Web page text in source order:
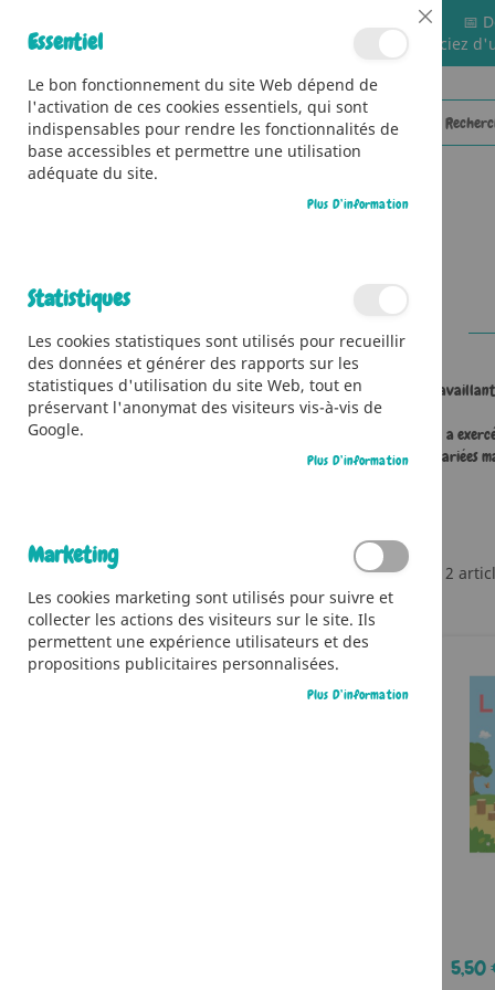
📅
🚚 Bénéficiez
Jean-Sébastien Deheeger dit Nesk est un illustrateur
Il a
Ses inspirations sont variées
2
5,50
Il n’y a aucun article dans votre liste
d’envies.
Cookie
Bar
Essentiel
Le bon fonctionnement du site Web dépend de
l'activation de ces cookies essentiels, qui sont
indispensables pour rendre les fonctionnalités de
base accessibles et permettre une utilisation
adéquate du site.
Plus D’information
Statistiques
Les cookies statistiques sont utilisés pour recueillir
des données et générer des rapports sur les
statistiques d'utilisation du site Web, tout en
préservant l'anonymat des visiteurs vis-à-vis de
Google.
Plus D’information
Marketing
Les cookies marketing sont utilisés pour suivre et
collecter les actions des visiteurs sur le site. Ils
permettent une expérience utilisateurs et des
propositions publicitaires personnalisées.
Plus D’information